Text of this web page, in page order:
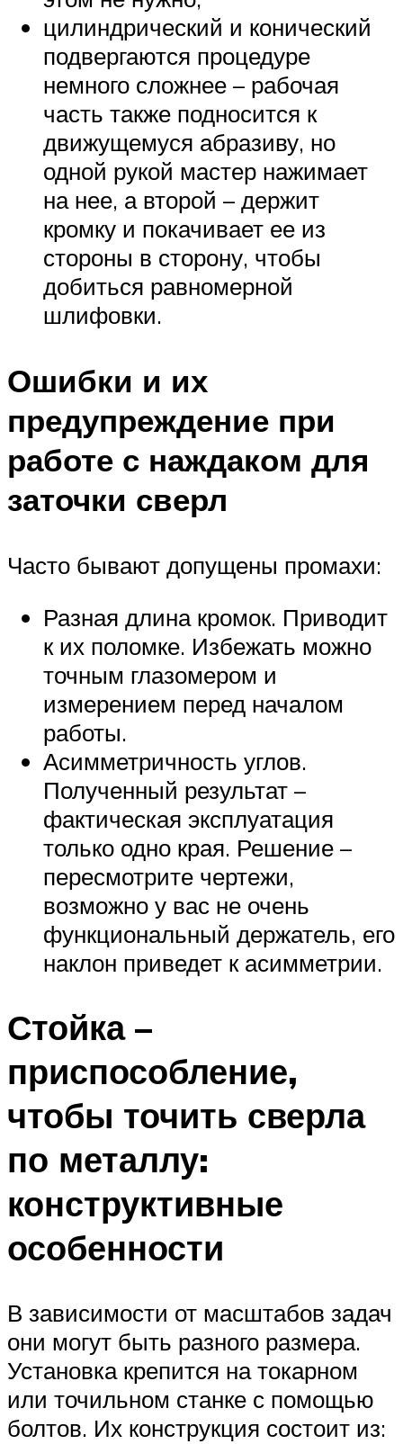
цилиндрический и конический
подвергаются процедуре
немного сложнее – рабочая
часть также подносится к
движущемуся абразиву, но
одной рукой мастер нажимает
на нее, а второй – держит
кромку и покачивает ее из
стороны в сторону, чтобы
добиться равномерной
шлифовки.
Ошибки и их
предупреждение при
работе с наждаком для
заточки сверл
Часто бывают допущены промахи:
Разная длина кромок. Приводит
к их поломке. Избежать можно
точным глазомером и
измерением перед началом
работы.
Асимметричность углов.
Полученный результат –
фактическая эксплуатация
только одно края. Решение –
пересмотрите чертежи,
возможно у вас не очень
функциональный держатель, его
наклон приведет к асимметрии.
Стойка –
приспособление,
чтобы точить сверла
по металлу:
конструктивные
особенности
В зависимости от масштабов задач
они могут быть разного размера.
Установка крепится на токарном
или точильном станке с помощью
болтов. Их конструкция состоит из: